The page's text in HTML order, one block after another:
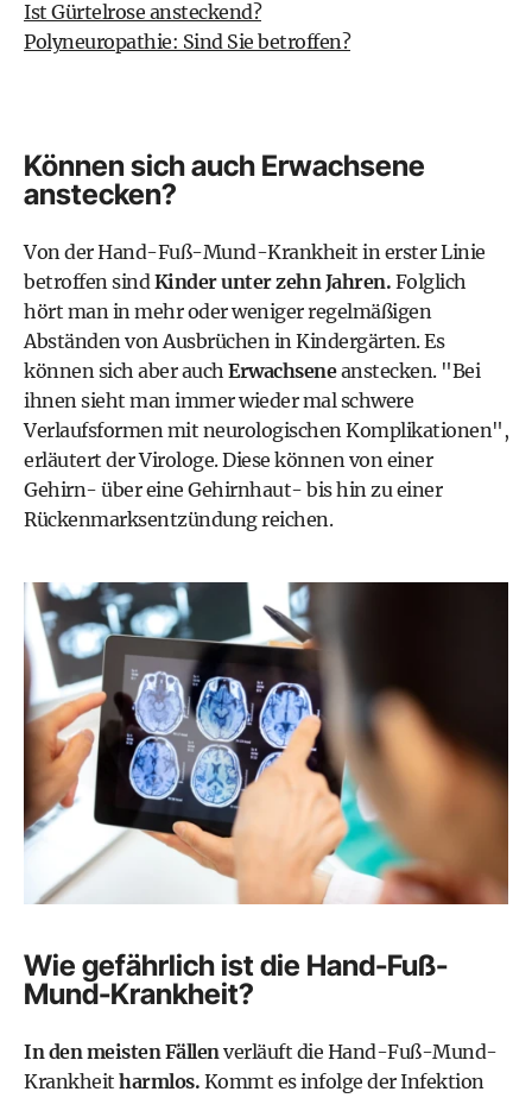
Ist Gürtelrose ansteckend?
Polyneuropathie: Sind Sie betroffen?
Können sich auch Erwachsene
anstecken?
Von der Hand-Fuß-Mund-Krankheit in erster Linie
betroffen sind Kinder unter zehn Jahren. Folglich
hört man in mehr oder weniger regelmäßigen
Abständen von Ausbrüchen in Kindergärten. Es
können sich aber auch Erwachseneanstecken. "Bei
ihnen sieht man immer wieder mal schwere
Verlaufsformen mit neurologischen Komplikationen",
erläutert der Virologe. Diese können von einer
Gehirn- über eine Gehirnhaut- bis hin zu einer
Rückenmarksentzündung reichen.
Wie gefährlich ist die Hand-Fuß-
Mund-Krankheit?
In den meisten Fällenverläuft die Hand-Fuß-Mund-
Krankheit harmlos. Kommt es infolge der Infektion